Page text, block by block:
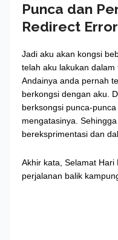
Punca dan
Redirect Error
Jadi aku akan kongsi
telah aku lakukan dalam
Andainya anda pernah
berkongsi dengan aku.
berksongsi punca-
mengatasinya.
bereksprimentasi dan
Akhir kata, Selamat
perjalanan balik